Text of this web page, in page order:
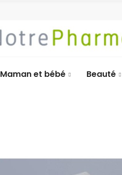
Maman et bébé Beauté